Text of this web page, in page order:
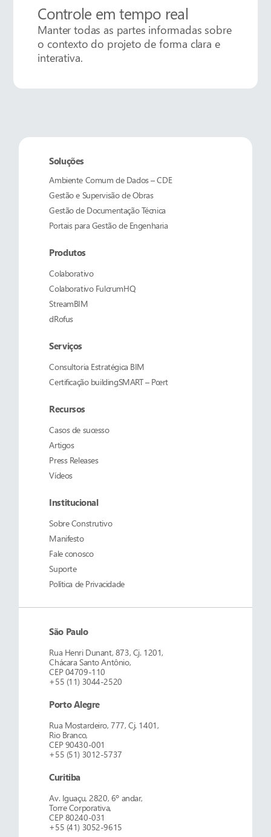
Controle em tempo real
Manter todas as partes informadas sobre
o contexto do projeto de forma clara e
interativa.
Soluções
Ambiente Comum de Dados – CDE
Gestão e Supervisão de Obras
Gestão de Documentação Técnica
Portais para Gestão de Engenharia
Produtos
Colaborativo
Colaborativo FulcrumHQ
StreamBIM
dRofus
Serviços
Consultoria Estratégica BIM
Certificação buildingSMART – Pcert
Recursos
Casos de sucesso
Artigos
Press Releases
Vídeos
Institucional
SobreConstrutivo
Manifesto
Fale conosco
Suporte
Política de Privacidade
São Paulo
Rua Henri Dunant, 873, Cj. 1201,
Chácara Santo Antônio,
CEP 04709-110
+55 (11) 3044-2520
Porto Alegre
Rua Mostardeiro, 777, Cj. 1401,
Rio Branco,
CEP 90430-001
+55 (51) 3012-5737
Curitiba
Av. Iguaçu, 2820, 6º andar,
Torre Corporativa,
CEP 80240-031
+55 (41) 3052-9615